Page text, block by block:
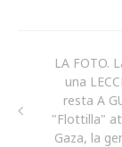
LA FOTO.
una
resta A
"Flottilla"
Gaza, la